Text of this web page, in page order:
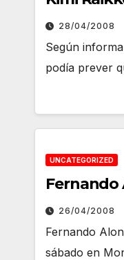
28/04/2008
Según
podía prever
UNCATEGORIZED
Fernando
26/04/2008
Fernando
sábado en